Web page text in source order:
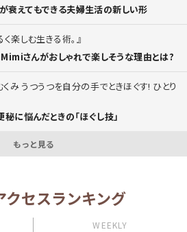
衰えてもできる夫婦生活の新しい形
楽しむ生きる術。
さんがおしゃれで楽しそうな理由とは?
み うつうつを自分の手でときほぐす! ひとり
に悩んだときの「ほぐし技」
もっと見る
クセスランキング
WEEKLY